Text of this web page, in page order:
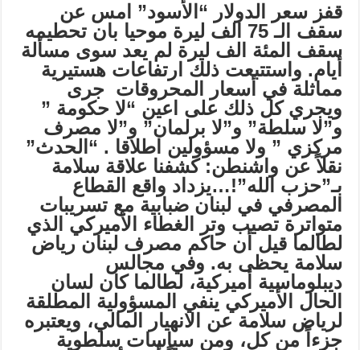
قفز سعر الدولار “الأسود” امس عن
سقف الـ 75 الف ليرة موحيا بان تحطيمه
سقف المئة الف ليرة لم يعد سوى مسألة
أيام. واستتبعت ذلك ارتفاعات هستيرية
مماثلة في أسعار المحروقات جرى
ويجري كل ذلك على اعين “لا حكومة ”
و”لا سلطة” و”لا برلمان” و”لا مصرف
مركزي ” ولا مسؤولين اطلاقا . “الحدث”
نقلاً عن واشنطن: كشفنا علاقة سلامة
بـ”حزب الله”!…يزداد واقع القطاع
المصرفي في لبنان ضبابية مع تسريبات
متواترة تصيب وتر الغطاء الأميركي الذي
لطالما قيل أن حاكم مصرف لبنان رياض
سلامة يحظى به. وفي مجالس
ديبلوماسية أميركية، لطالما كان لسان
الحال الأميركي ينفي المسؤولية المطلقة
لرياض سلامة عن الانهيار المالي، ويعتبره
جزءاً من كل، ومن سياسات سلطوية